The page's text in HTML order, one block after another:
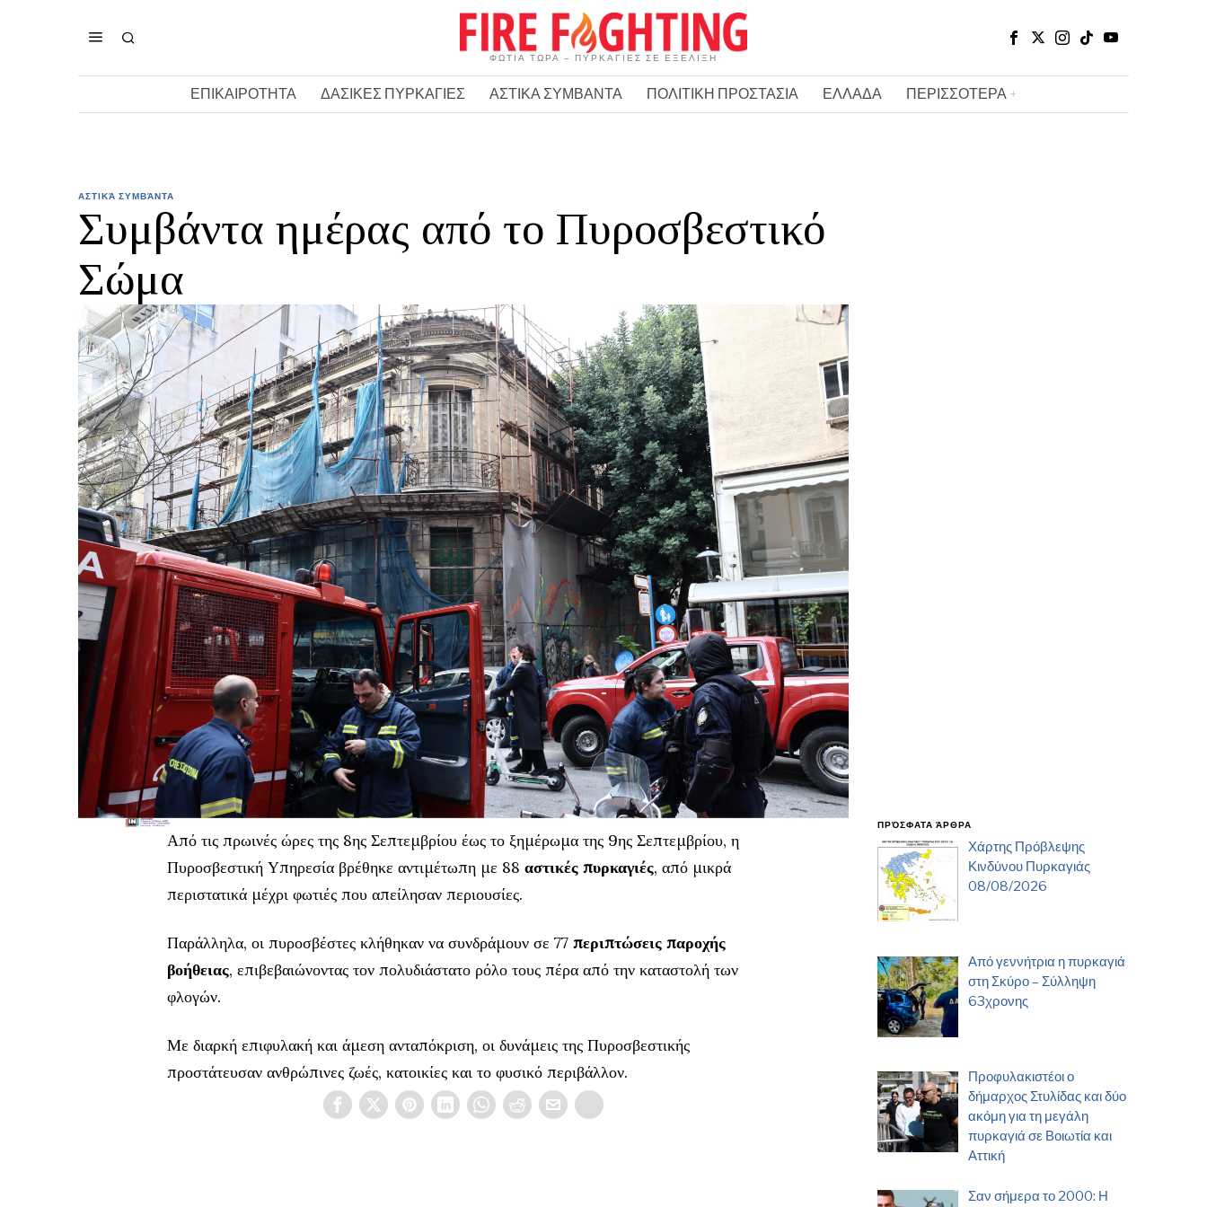
ΦΩΤΙΑ ΤΩΡΑ – ΠΥΡΚΑΓΙΕΣ ΣΕ ΕΞΕΛΙΞΗ
ΕΠΙΚΑΙΡΟΤΗΤΑ ΔΑΣΙΚΕΣ ΠΥΡΚΑΓΙΕΣ ΑΣΤΙΚΑ ΣΥΜΒΑΝΤΑ ΠΟΛΙΤΙΚΗ ΠΡΟΣΤΑΣΙΑ ΕΛΛΑΔΑ ΠΕΡΙΣΣΟΤΕΡΑ
ΑΣΤΙΚΆ ΣΥΜΒΆΝΤΑ
Συμβάντα ημέρας από το Πυροσβεστικό
Σώμα
Από τις πρωινές ώρες της 8ης Σεπτεμβρίου έως το ξημέρωμα της 9ης Σεπτεμβρίου, η
Πυροσβεστική Υπηρεσία βρέθηκε αντιμέτωπη με 88 αστικές πυρκαγιές, από μικρά
περιστατικά μέχρι φωτιές που απείλησαν περιουσίες.
Παράλληλα, οι πυροσβέστες κλήθηκαν να συνδράμουν σε 77 περιπτώσεις παροχής
βοήθειας, επιβεβαιώνοντας τον πολυδιάστατο ρόλο τους πέρα από την καταστολή των
φλογών.
Με διαρκή επιφυλακή και άμεση ανταπόκριση, οι δυνάμεις της Πυροσβεστικής
προστάτευσαν ανθρώπινες ζωές, κατοικίες και το φυσικό περιβάλλον.
ΠΡΌΣΦΑΤΑ ΆΡΘΡΑ
Χάρτης Πρόβλεψης
Κινδύνου Πυρκαγιάς
08/08/2026
Από γεννήτρια η πυρκαγιά
στη Σκύρο – Σύλληψη
63χρονης
Προφυλακιστέοι ο
δήμαρχος Στυλίδας και δύο
ακόμη για τη μεγάλη
πυρκαγιά σε Βοιωτία και
Αττική
Σαν σήμερα το 2000: Η